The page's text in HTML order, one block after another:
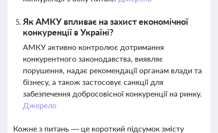
Як АМКУ впливає на захист економічної
конкуренції в Україні?
АМКУ активно контролює дотримання
конкурентного законодавства, виявляє
порушення, надає рекомендації органам влади та
бізнесу, а також застосовує санкції для
забезпечення добросовісної конкуренції на ринку.
Джерело
Кожне з питань — це короткий підсумок змісту